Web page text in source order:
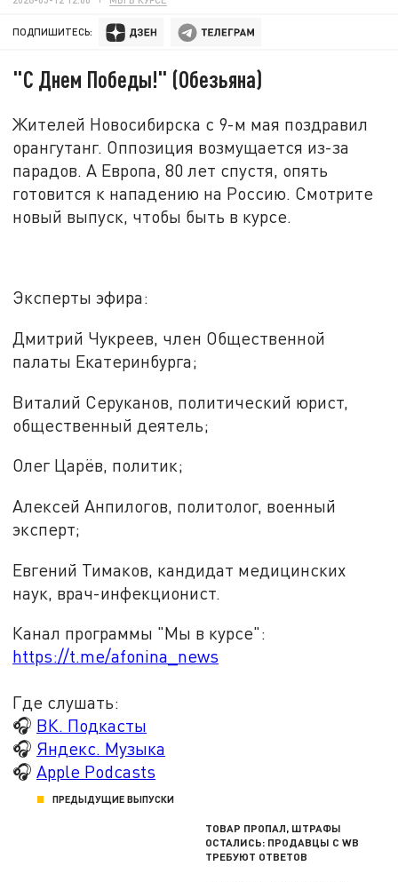
ПОДПИШИТЕСЬ:
"С Днем Победы!" (Обезьяна)
Жителей Новосибирска с 9-м мая поздравил
орангутанг. Оппозиция возмущается из-за
парадов. А Европа, 80 лет спустя, опять
готовится к нападению на Россию. Смотрите
новый выпуск, чтобы быть в курсе.
Эксперты эфира:
Дмитрий Чукреев, член Общественной
палаты Екатеринбурга;
Виталий Серуканов, политический юрист,
общественный деятель;
Олег Царёв, политик;
Алексей Анпилогов, политолог, военный
эксперт;
Евгений Тимаков, кандидат медицинских
наук, врач-инфекционист.
Канал программы "Мы в курсе":
https://t.me/afonina_news
Где слушать:
🎧 ВК. Подкасты
🎧 Яндекс. Музыка
🎧Apple Podcasts
ПРЕДЫДУЩИЕ ВЫПУСКИ
ТОВАР ПРОПАЛ, ШТРАФЫ
ОСТАЛИСЬ: ПРОДАВЦЫ С WB
ТРЕБУЮТ ОТВЕТОВ